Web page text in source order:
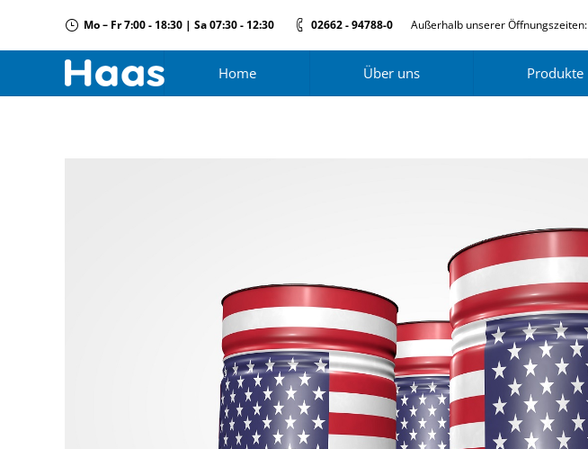
Mo – Fr 7:00 - 18:30 | Sa 07:30 - 12:30 02662 - 94788-0 Außerhalb unserer Öffnungszeiten:
Home Über uns Produkte